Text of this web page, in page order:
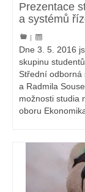
Prezentace
a systémů
|
Dne 3. 5. 2016
skupinu
Střední odborná
a Radmila
možnosti studia
oboru